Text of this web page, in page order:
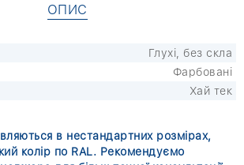
ОПИС
Глухі, без скла
Фарбовані
Хай тек
в нестандартних розмірах,
колір по RAL. Рекомендуємо